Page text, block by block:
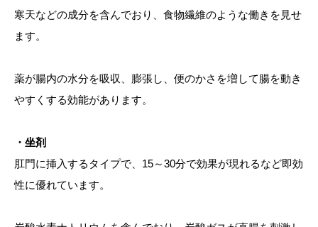
寒天などの成分を含んでおり、食物繊維のような働きを見せ
ます。
薬が腸内の水分を吸収、膨張し、便のかさを増して腸を動き
やすくする効能があります。
・坐剤
肛門に挿入するタイプで、15～30分で効果が現れるなど即効
性に優れています。